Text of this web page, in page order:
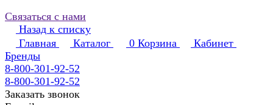
Связаться с нами
Назад к списку
Главная
Каталог 0 Корзина
Кабинет
Бренды
8-800-301-92-52
8-800-301-92-52
Заказать звонок